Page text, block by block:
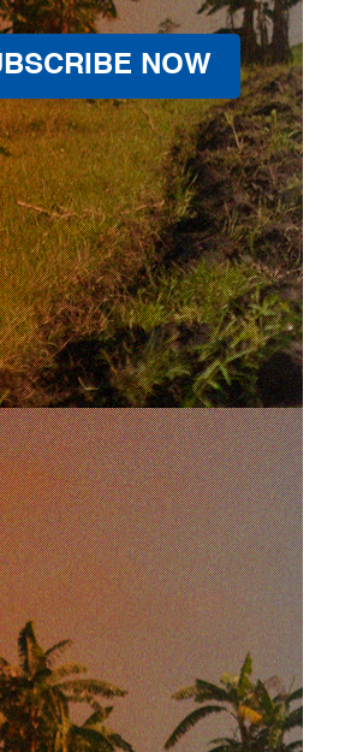
NOW